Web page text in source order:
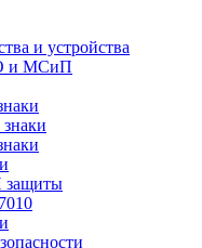
и устройства
и МСиП
защиты